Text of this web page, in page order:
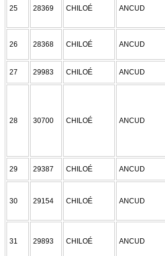
25 28369 CHILOÉ ANCUD
26 28368 CHILOÉ ANCUD
27 29983 CHILOÉ ANCUD
28 30700 CHILOÉ ANCUD
29 29387 CHILOÉ ANCUD
30 29154 CHILOÉ ANCUD
31 29893 CHILOÉ ANCUD